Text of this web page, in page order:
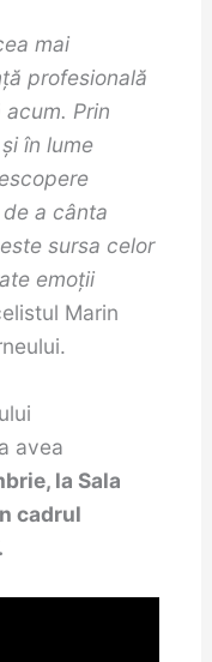
mai
profesională
Prin
în lume
a cânta
sursa celor
emoții
Marin
avea
la Sala
cadrul